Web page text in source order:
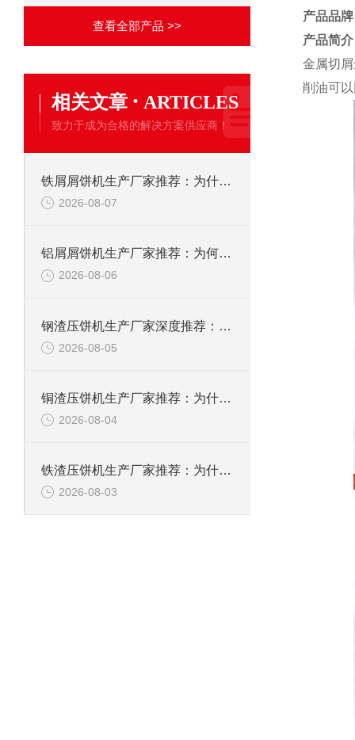
查看全部产品 >>
相关文章 · ARTICLES
致力于成为合格的解决方案供应商！
铁屑屑饼机生产厂家推荐：为什么恩派特是您的优选伙伴
2026-08-07
铝屑屑饼机生产厂家推荐：为何恩派特成为金属回收行业的“隐形优选”？
2026-08-06
钢渣压饼机生产厂家深度推荐：为何恩派特成为高净值产线的优选
2026-08-05
铜渣压饼机生产厂家推荐：为什么恩派特成为众多企业的信赖？
2026-08-04
铁渣压饼机生产厂家推荐：为什么恩派特成为众多企业的优选？
2026-08-03
产品品
产品简
金属切
削油可